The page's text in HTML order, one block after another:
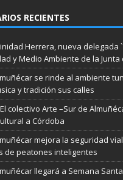
RECIENTES
Herrera, nueva delegada
y Medio Ambiente de la Junta
se rinde al ambiente
y tradición sus calles
El colectivo Arte –Sur de
a Córdoba
mejora la seguridad
de peatones inteligentes
llegará a Semana